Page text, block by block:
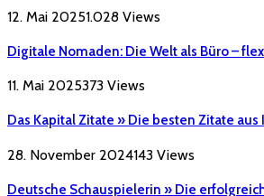
12. Mai 20251.028 Views
Digitale Nomaden: Die Welt als Büro –
11. Mai 2025373 Views
Das Kapital Zitate » Die besten Zitate aus
28. November 2024143 Views
Deutsche Schauspielerin » Die